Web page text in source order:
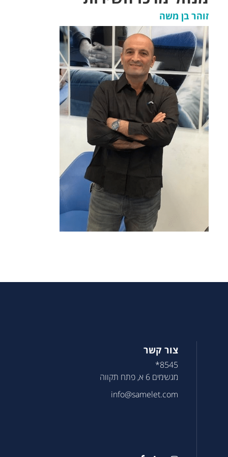
זוהר בן משה
צור קשר
8545*
מגשימים 6 א, פתח תקווה
info@samelet.com